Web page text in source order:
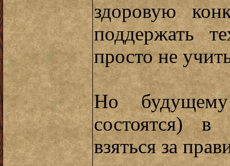
здоровую
поддержать
просто не
Но
состоятся) в
взяться за